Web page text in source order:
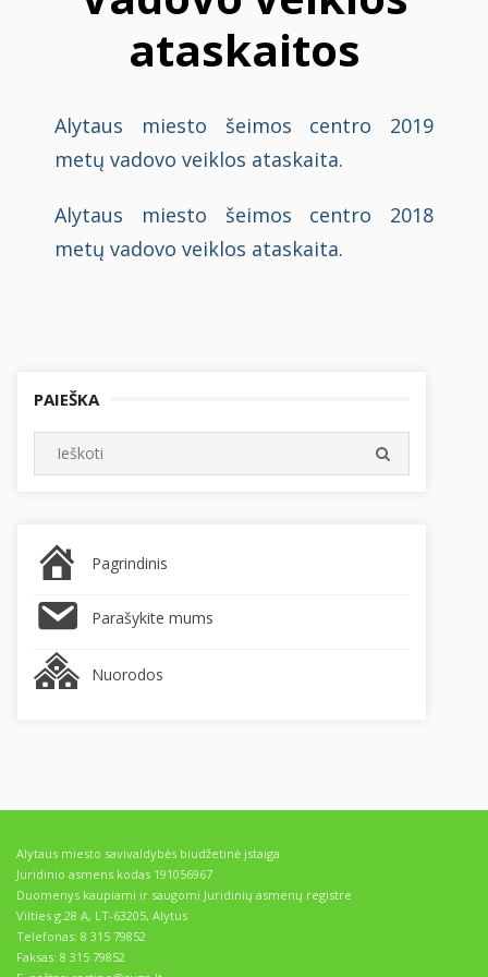
ataskaitos
Alytaus miesto šeimos centro 2019
metų vadovo veiklos ataskaita.
Alytaus miesto šeimos centro 2018
metų vadovo veiklos ataskaita.
PAIEŠKA
Search
for:
Pagrindinis
Parašykite mums
Nuorodos
Alytaus miesto savivaldybės biudžetinė įstaiga
Juridinio asmens kodas 191056967
Duomenys kaupiami ir saugomi Juridinių asmenų registre
Vilties g.28 A, LT-63205, Alytus
Telefonas: 8 315 79852
Faksas: 8 315 79852